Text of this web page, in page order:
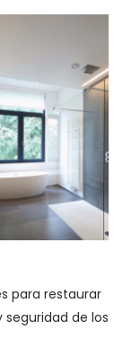
para restaurar
de los